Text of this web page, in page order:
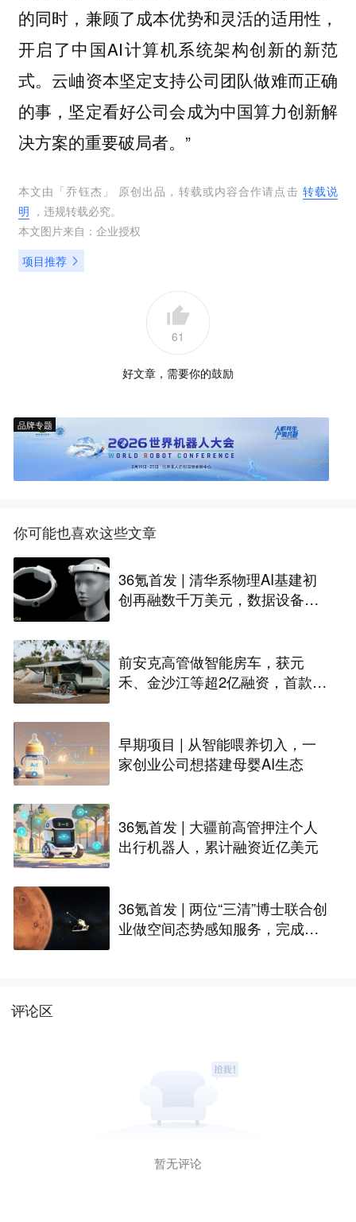
的同时，兼顾了成本优势和灵活的适用性，
开启了中国AI计算机系统架构创新的新范
式。云岫资本坚定支持公司团队做难而正确
的事，坚定看好公司会成为中国算力创新解
决方案的重要破局者。”
本文由「乔钰杰 」 原创出品，转载或内容合作请点击 转载说
明 ，违规转载必究。
本文图片来自： 企业授权
项目推荐
61
好文章，需要你的鼓励
品牌专题
你可能也喜欢这些文章
36氪首发 | 清华系物理AI基建初
创再融数千万美元，数据设备进
前安克高管做智能房车，获元
禾、金沙江等超2亿融资，首款产
早期项目 | 从智能喂养切入，一
家创业公司想搭建母婴AI生态
36氪首发 | 大疆前高管押注个人
出行机器人，累计融资近亿美元
36氪首发 | 两位“三清”博士联合创
业做空间态势感知服务，完成数
评论区
暂无评论